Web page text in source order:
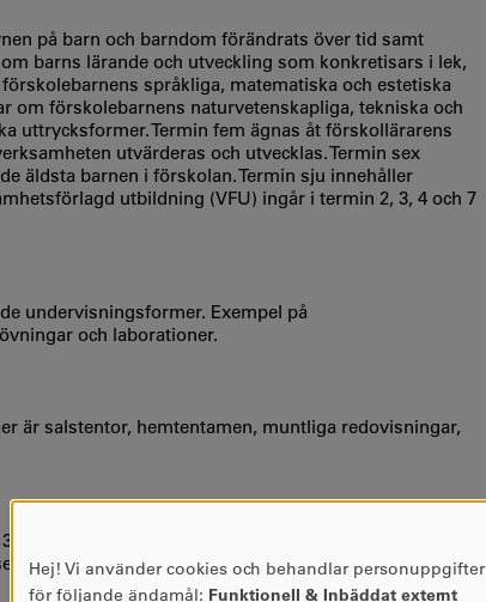
på barn och barndom förändrats över tid samt
barns lärande och utveckling som konkretisars i lek,
språkliga, matematiska och estetiska
om förskolebarnens naturvetenskapliga, tekniska och
uttrycksformer. Termin fem ägnas åt förskollärarens
utvärderas och utvecklas. Termin sex
äldsta barnen i förskolan. Termin sju innehåller
utbildning (VFU) ingår i termin 2, 3, 4 och 7
undervisningsformer. Exempel på
och laborationer.
är salstentor, hemtentamen, muntliga redovisningar,
hp. VFU genomförs på helfart och dagtid i
inom förskolläraryrket med stöd av en lokal
ANVÄNDNING
Hej! Vi använder cookies och behandlar personuppgifter
för följande ändamål: Funktionell & Inbäddat externt